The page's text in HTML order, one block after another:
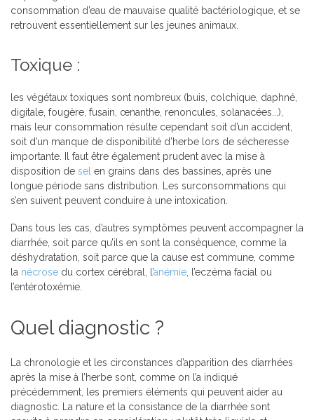
consommation d’eau de mauvaise qualité bactériologique, et se
retrouvent essentiellement sur les jeunes animaux.
Toxique :
les végétaux toxiques sont nombreux (buis, colchique, daphné,
digitale, fougère, fusain, œnanthe, renoncules, solanacées...),
mais leur consommation résulte cependant soit d’un accident,
soit d’un manque de disponibilité d’herbe lors de sécheresse
importante. Il faut être également prudent avec la mise à
disposition de sel en grains dans des bassines, après une
longue période sans distribution. Les surconsommations qui
s’en suivent peuvent conduire à une intoxication.
Dans tous les cas, d’autres symptômes peuvent accompagner la
diarrhée, soit parce qu’ils en sont la conséquence, comme la
déshydratation, soit parce que la cause est commune, comme
la nécrose du cortex cérébral, l’anémie, l’eczéma facial ou
l’entérotoxémie.
Quel diagnostic ?
La chronologie et les circonstances d’apparition des diarrhées
après la mise à l’herbe sont, comme on l’a indiqué
précédemment, les premiers éléments qui peuvent aider au
diagnostic. La nature et la consistance de la diarrhée sont